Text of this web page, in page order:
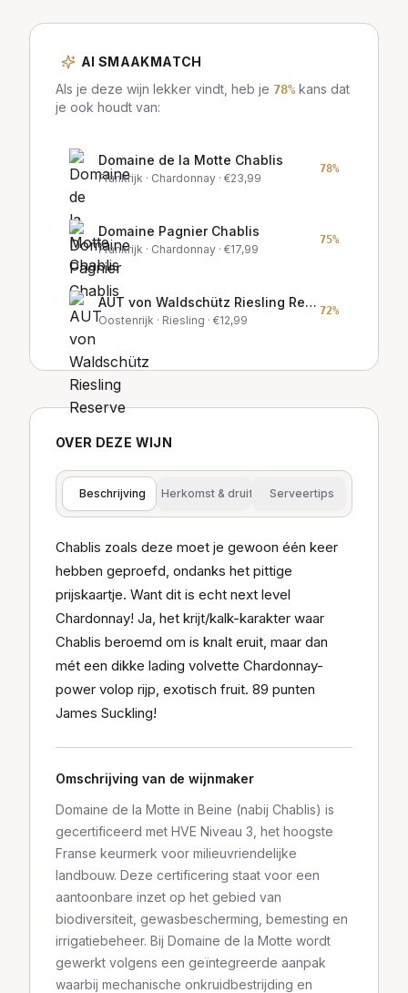
AI SMAAKMATCH
Als je deze wijn lekker vindt, heb je 78%kans dat
je ook houdt van:
Domaine de la Motte Chablis
Frankrijk · Chardonnay · €23,99
78%
Domaine Pagnier Chablis
Frankrijk · Chardonnay · €17,99
75%
AUT von Waldschütz Riesling Reserve
Oostenrijk · Riesling · €12,99
72%
OVER DEZE WIJN
Beschrijving Herkomst & druif Serveertips
Chablis zoals deze moet je gewoon één keer
hebben geproefd, ondanks het pittige
prijskaartje. Want dit is echt next level
Chardonnay! Ja, het krijt/kalk-karakter waar
Chablis beroemd om is knalt eruit, maar dan
mét een dikke lading volvette Chardonnay-
power volop rijp, exotisch fruit. 89 punten
James Suckling!
Omschrijving van de wijnmaker
Domaine de la Motte in Beine (nabij Chablis) is
gecertificeerd met HVE Niveau 3, het hoogste
Franse keurmerk voor milieuvriendelijke
landbouw. Deze certificering staat voor een
aantoonbare inzet op het gebied van
biodiversiteit, gewasbescherming, bemesting en
irrigatiebeheer. Bij Domaine de la Motte wordt
gewerkt volgens een geïntegreerde aanpak
waarbij mechanische onkruidbestrijding en